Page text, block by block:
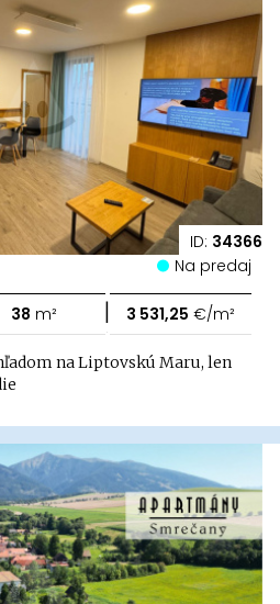
ID: 34366
Na predaj
38 m² | 3 531,25 €/m²
na Liptovskú Maru, len